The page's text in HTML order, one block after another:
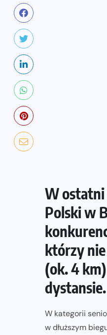
W ostatni
Polski w
którzy
(ok. 4
dystansie.
W kategorii
w dłuższym